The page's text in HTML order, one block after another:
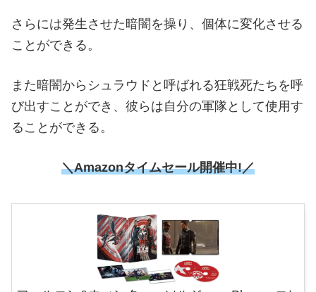
さらには発生させた暗闇を操り、個体に変化させる
ことができる。
また暗闇からシュラウドと呼ばれる狂戦死たちを呼
び出すことができ、彼らは自分の軍隊として使用す
ることができる。
＼Amazonタイムセール開催中!／